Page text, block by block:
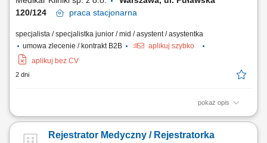
120/124
praca stacjonarna
specjalista / specjalistka junior / mid / asystent / asystentka
umowa zlecenie / kontrakt B2B
aplikuj szybko
aplikuj bez CV
2 dni
pokaż opis
bezpośredni i telefoniczny kontakt z pacjentami, rejestracja wizyt i usług
administracyjne, obsługa systemów informatycznych, wprowadzanie
Rejestrator Medyczny / Rejestratorka